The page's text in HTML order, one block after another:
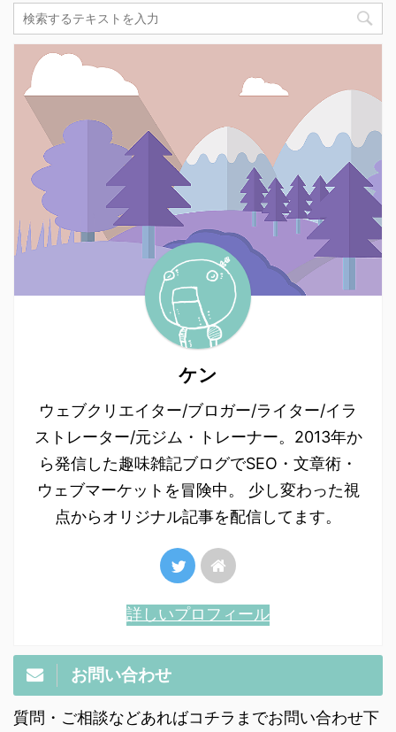
ケン
ウェブクリエイター/ブロガー/ライター/イラ
ストレーター/元ジム・トレーナー。2013年か
ら発信した趣味雑記ブログでSEO・文章術・
ウェブマーケットを冒険中。 少し変わった視
点からオリジナル記事を配信してます。
詳しいプロフィール
お問い合わせ
質問・ご相談などあればコチラまでお問い合わせ下